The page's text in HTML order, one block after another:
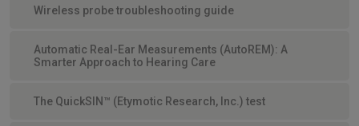
Wireless probe troubleshooting guide
Automatic Real-Ear Measurements (AutoREM): A
Smarter Approach to Hearing Care
The QuickSIN™ (Etymotic Research, Inc.) test